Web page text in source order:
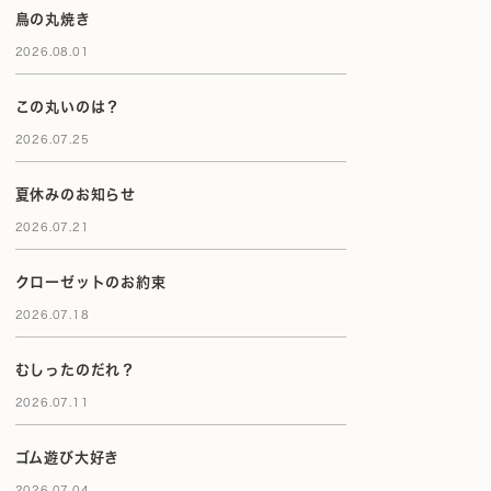
鳥の丸焼き
2026.08.01
この丸いのは？
2026.07.25
夏休みのお知らせ
2026.07.21
クローゼットのお約束
2026.07.18
むしったのだれ？
2026.07.11
ゴム遊び大好き